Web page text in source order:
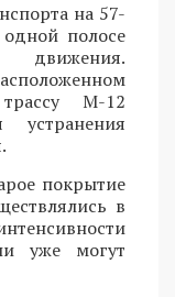
на 57-
полосе
движения.
М-12
устранения
покрытие
в
уже могут